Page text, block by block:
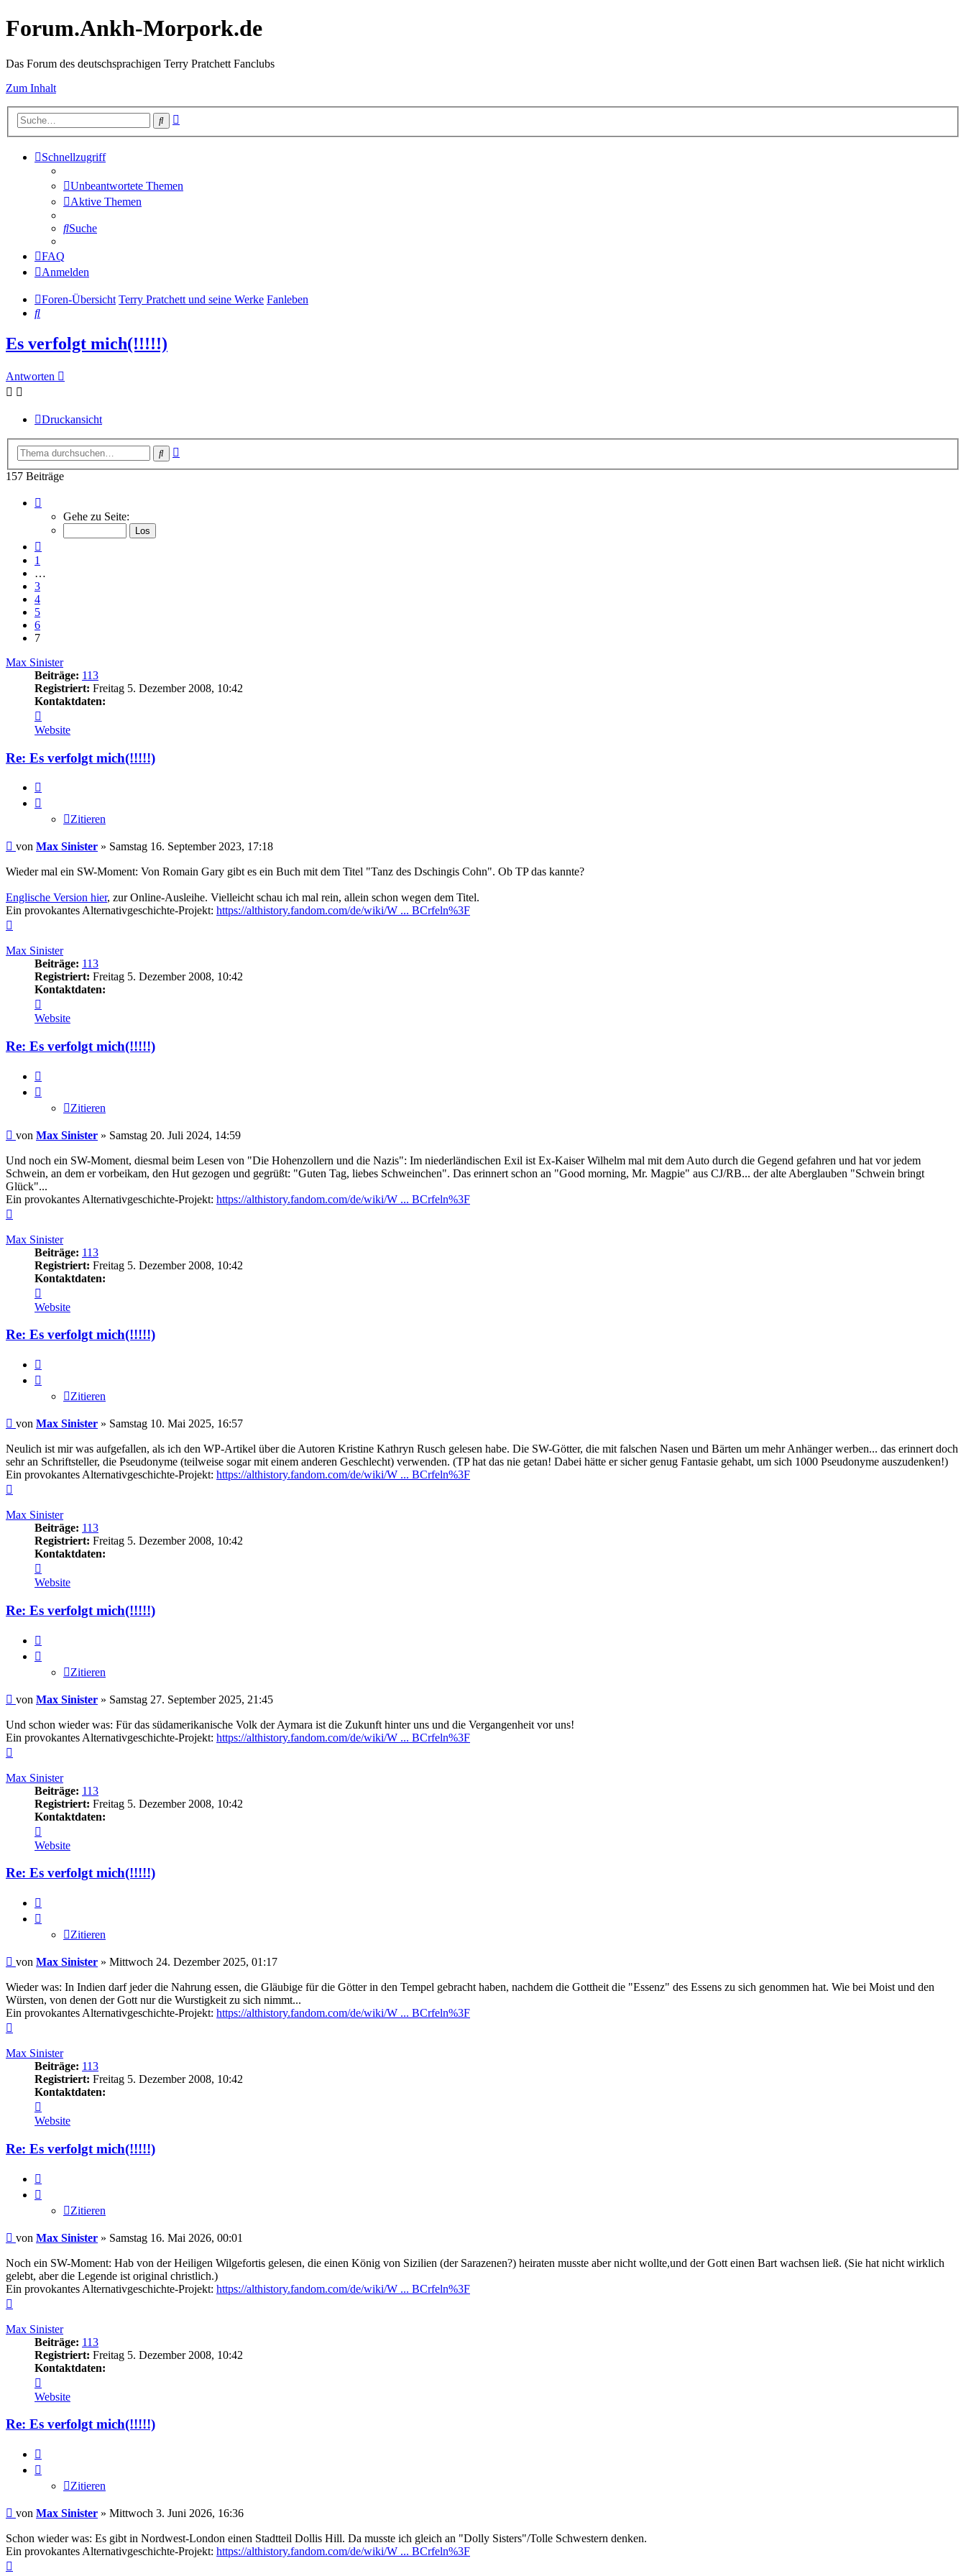
Forum.Ankh-Morpork.de
Das Forum des deutschsprachigen Terry Pratchett Fanclubs
Zum Inhalt
Suche
Schnellzugriff
Unbeantwortete Themen
Aktive Themen
Suche
FAQ
Anmelden
Foren-Übersicht Terry Pratchett und seine Werke Fanleben
Suche
Es verfolgt mich(!!!!!)
Antworten
Druckansicht
Suche
157 Beiträge
von
Gehe zu Seite:
1
…
3
4
5
6
7
Max Sinister
Beiträge: 113
Registriert: Freitag 5. Dezember 2008, 10:42
Kontaktdaten:
von
Max
Sinister
Website
Re: Es verfolgt mich(!!!!!)
Zitieren
Beitrag
von Max Sinister » Samstag 16. September 2023, 17:18
Wieder mal ein SW-Moment: Von Romain Gary gibt es ein Buch mit dem Titel "Tanz des Dschingis Cohn". Ob TP das kannte?
Englische Version hier, zur Online-Ausleihe. Vielleicht schau ich mal rein, allein schon wegen dem Titel.
Ein provokantes Alternativgeschichte-Projekt: https://althistory.fandom.com/de/wiki/W ... BCrfeln%3F
Max Sinister
Beiträge: 113
Registriert: Freitag 5. Dezember 2008, 10:42
Kontaktdaten:
von
Max
Sinister
Website
Re: Es verfolgt mich(!!!!!)
Zitieren
Beitrag
von Max Sinister » Samstag 20. Juli 2024, 14:59
Und noch ein SW-Moment, diesmal beim Lesen von "Die Hohenzollern und die Nazis": Im niederländischen Exil ist Ex-Kaiser Wilhelm mal mit dem Auto durch die Gegend gefahren und hat vor jedem
Schwein, an dem er vorbeikam, den Hut gezogen und gegrüßt: "Guten Tag, liebes Schweinchen". Das erinnert schon an "Good morning, Mr. Magpie" aus CJ/RB... der alte Aberglauben "Schwein bringt
Glück"...
Ein provokantes Alternativgeschichte-Projekt: https://althistory.fandom.com/de/wiki/W ... BCrfeln%3F
Max Sinister
Beiträge: 113
Registriert: Freitag 5. Dezember 2008, 10:42
Kontaktdaten:
von
Max
Sinister
Website
Re: Es verfolgt mich(!!!!!)
Zitieren
Beitrag
von Max Sinister » Samstag 10. Mai 2025, 16:57
Neulich ist mir was aufgefallen, als ich den WP-Artikel über die Autoren Kristine Kathryn Rusch gelesen habe. Die SW-Götter, die mit falschen Nasen und Bärten um mehr Anhänger werben... das erinnert doch
sehr an Schriftsteller, die Pseudonyme (teilweise sogar mit einem anderen Geschlecht) verwenden. (TP hat das nie getan! Dabei hätte er sicher genug Fantasie gehabt, um sich 1000 Pseudonyme auszudenken!)
Ein provokantes Alternativgeschichte-Projekt: https://althistory.fandom.com/de/wiki/W ... BCrfeln%3F
Max Sinister
Beiträge: 113
Registriert: Freitag 5. Dezember 2008, 10:42
Kontaktdaten:
von
Max
Sinister
Website
Re: Es verfolgt mich(!!!!!)
Zitieren
Beitrag
von Max Sinister » Samstag 27. September 2025, 21:45
Und schon wieder was: Für das südamerikanische Volk der Aymara ist die Zukunft hinter uns und die Vergangenheit vor uns!
Ein provokantes Alternativgeschichte-Projekt: https://althistory.fandom.com/de/wiki/W ... BCrfeln%3F
Max Sinister
Beiträge: 113
Registriert: Freitag 5. Dezember 2008, 10:42
Kontaktdaten:
von
Max
Sinister
Website
Re: Es verfolgt mich(!!!!!)
Zitieren
Beitrag
von Max Sinister » Mittwoch 24. Dezember 2025, 01:17
Wieder was: In Indien darf jeder die Nahrung essen, die Gläubige für die Götter in den Tempel gebracht haben, nachdem die Gottheit die "Essenz" des Essens zu sich genommen hat. Wie bei Moist und den
Würsten, von denen der Gott nur die Wurstigkeit zu sich nimmt...
Ein provokantes Alternativgeschichte-Projekt: https://althistory.fandom.com/de/wiki/W ... BCrfeln%3F
Max Sinister
Beiträge: 113
Registriert: Freitag 5. Dezember 2008, 10:42
Kontaktdaten:
von
Max
Sinister
Website
Re: Es verfolgt mich(!!!!!)
Zitieren
Beitrag
von Max Sinister » Samstag 16. Mai 2026, 00:01
Noch ein SW-Moment: Hab von der Heiligen Wilgefortis gelesen, die einen König von Sizilien (der Sarazenen?) heiraten musste aber nicht wollte,und der Gott einen Bart wachsen ließ. (Sie hat nicht wirklich
gelebt, aber die Legende ist original christlich.)
Ein provokantes Alternativgeschichte-Projekt: https://althistory.fandom.com/de/wiki/W ... BCrfeln%3F
Max Sinister
Beiträge: 113
Registriert: Freitag 5. Dezember 2008, 10:42
Kontaktdaten:
von
Max
Sinister
Website
Re: Es verfolgt mich(!!!!!)
Zitieren
Beitrag
von Max Sinister » Mittwoch 3. Juni 2026, 16:36
Schon wieder was: Es gibt in Nordwest-London einen Stadtteil Dollis Hill. Da musste ich gleich an "Dolly Sisters"/Tolle Schwestern denken.
Ein provokantes Alternativgeschichte-Projekt: https://althistory.fandom.com/de/wiki/W ... BCrfeln%3F